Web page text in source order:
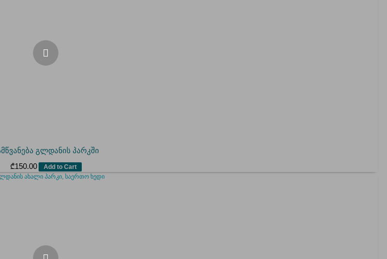
გლდანის პარკში
₾150.00 Add to Cart